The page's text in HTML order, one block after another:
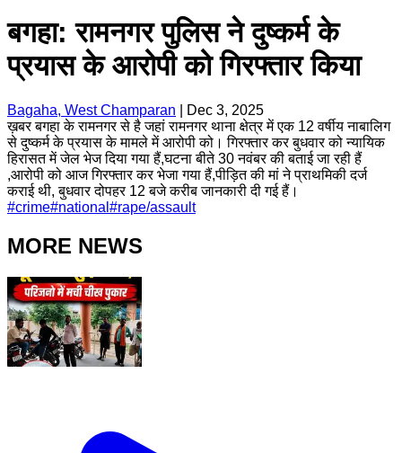
बगहा: रामनगर पुलिस ने दुष्कर्म के
प्रयास के आरोपी को गिरफ्तार किया
Bagaha, West Champaran
Dec 3, 2025
ख़बर बगहा के रामनगर से है जहां रामनगर थाना क्षेत्र में एक 12 वर्षीय नाबालिग
से दुष्कर्म के प्रयास के मामले में आरोपी को। गिरफ्तार कर बुधवार को न्यायिक
हिरासत में जेल भेज दिया गया हैं,घटना बीते 30 नवंबर की बताई जा रही हैं
,आरोपी को आज गिरफ्तार कर भेजा गया हैं,पीड़ित की मां ने प्राथमिकी दर्ज
कराई थी, बुधवार दोपहर 12 बजे करीब जानकारी दी गई हैं।
#crime#national #rape/assault
MORE NEWS